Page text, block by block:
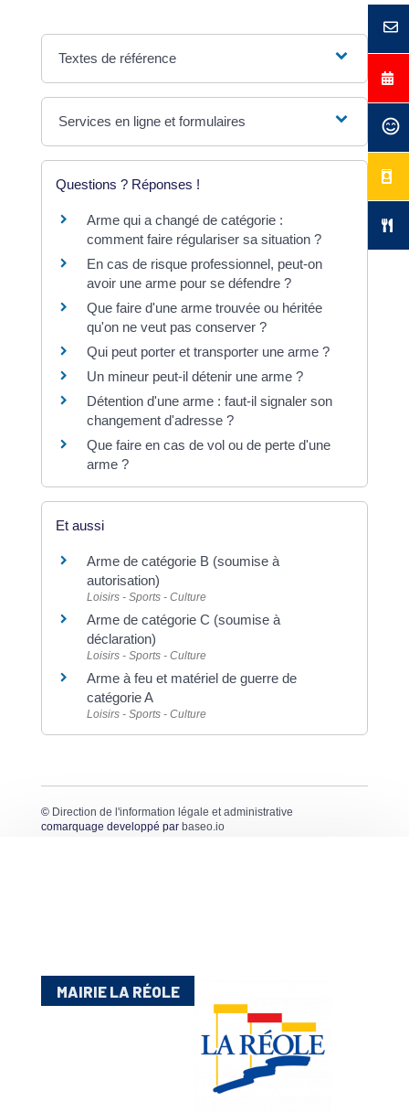
Textes de référence
Services en ligne et formulaires
Questions ? Réponses !
Arme qui a changé de catégorie :
comment faire régulariser sa situation ?
En cas de risque professionnel, peut-on
avoir une arme pour se défendre ?
Que faire d'une arme trouvée ou héritée
qu'on ne veut pas conserver ?
Qui peut porter et transporter une arme ?
Un mineur peut-il détenir une arme ?
Détention d'une arme : faut-il signaler son
changement d'adresse ?
Que faire en cas de vol ou de perte d'une
arme ?
Et aussi
Arme de catégorie B (soumise à
autorisation)
Loisirs - Sports - Culture
Arme de catégorie C (soumise à
déclaration)
Loisirs - Sports - Culture
Arme à feu et matériel de guerre de
catégorie A
Loisirs - Sports - Culture
© Direction de l'information légale et administrative
comarquage developpé par baseo.io
MAIRIE LA RÉOLE